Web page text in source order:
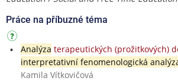
Práce na příbuzné téma
Analýza terapeutických (prožitkových)
interpretativní fenomenologická
Kamila Vítkovičová